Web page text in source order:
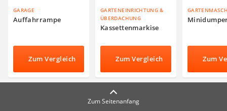
GARAGE
Auffahrrampe
Zum Vergleich
GARTENEINRICHTUNG &
ÜBERDACHUNG
Kassettenmarkise
Zum Vergleich Zum
Zum Seitenanfang